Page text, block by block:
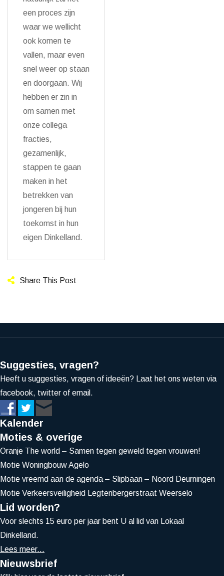
een proces zijn
waar we wellicht
ook komen te
vallen, maar even
snel weer op staan
en doorgaan. Wij
hebben er zin in
om samen met
onze collega
fracties,
gezamenlijk,
stappen te gaan
maken in het
betrekken van
jongeren bij hun
toekomst in hun
eigen Dinkelland.
Share This Post
Suggesties, vragen?
Heeft u suggesties, vragen of ideeën? Laat het ons weten via
facebook, twitter of email.
Kalender
Moties & overige
Oranje The world – Samen tegen geweld tegen vrouwen!
Motie Woningbouw Agelo
Motie vreemd aan de agenda – Slipbaan – Noord Deurningen
Motie Verkeersveiligheid Legtenbergerstraat Weerselo
Lid worden?
Voor slechts 15 euro per jaar bent U al lid van Lokaal
Dinkelland.
Lees meer...
Nieuwsbrief